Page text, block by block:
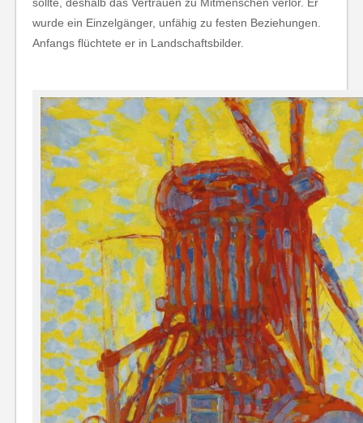
wurde ein Einzelgänger, unfähig zu festen Beziehungen.
Anfangs flüchtete er in Landschaftsbilder.